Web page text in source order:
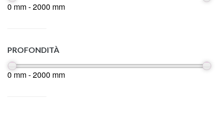
0 mm - 2000 mm
PROFONDITÀ
0 mm - 2000 mm